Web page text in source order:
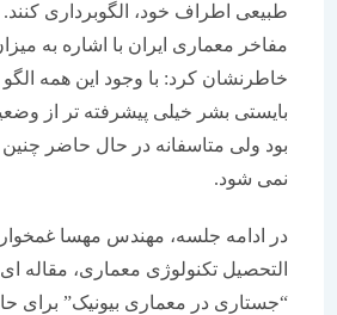
طبیعی اطراف خود، الگوبرداری کنند. رئیس
مفاخر معماری ایران با اشاره به میزان این
خاطرنشان کرد: با وجود این همه الگو در
بایستی بشر خیلی پیشرفته تر از وضعیت
بود ولی متاسفانه در حال حاضر چنین
نمی شود.
در ادامه جلسه، مهندس مهسا غمخوار،
التحصیل تکنولوژی معماری، مقاله ای را
“جستاری در معماری بیونیک” برای